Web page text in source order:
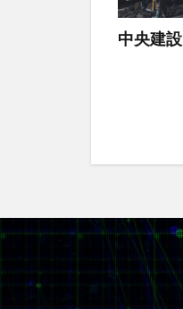
中央建